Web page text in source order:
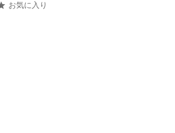
お気に入り